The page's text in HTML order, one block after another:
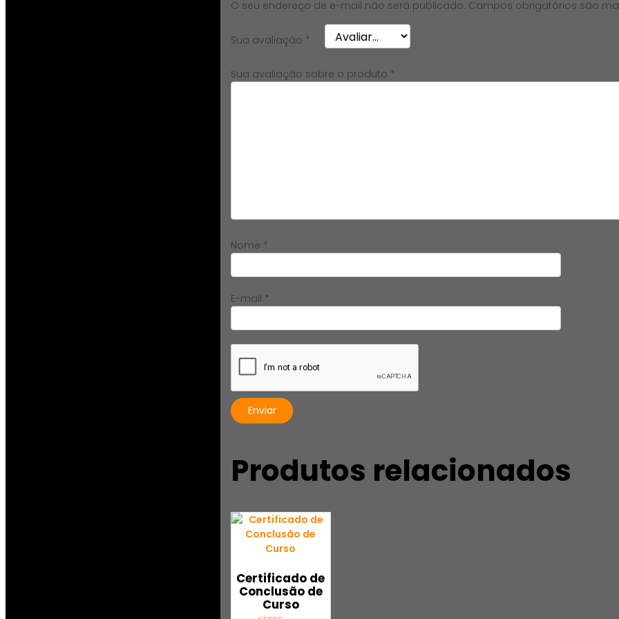
O seu endereço de e-mail não será publicado. Campos obrigatórios são
Sua avaliação *
Sua avaliação sobre o produto *
Nome *
E-mail *
Produtos relacionados
Certificado de
Conclusão de
Curso